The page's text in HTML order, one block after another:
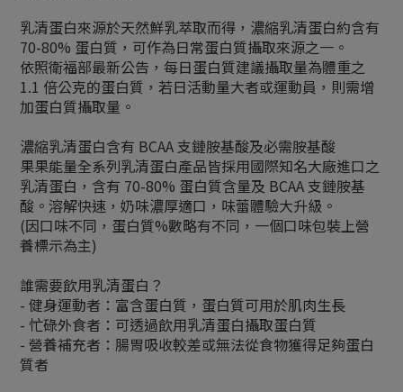
乳清蛋白來源於天然鮮乳萃取而得，濃縮乳清蛋白約含有
70-80% 蛋白質，可作為日常蛋白質攝取來源之一。
依照衛福部最新公告，每日蛋白質建議攝取量為體重之
1.1 倍公克的蛋白質，若日活動量大者或運動員，則需增
加蛋白質攝取量。
濃縮乳清蛋白含有 BCAA 支鏈胺基酸及必需胺基酸
果果能量全系列乳清蛋白產品皆採用國際知名大廠進口之
乳清蛋白，含有 70-80% 蛋白質含量及 BCAA 支鏈胺基
酸。溶解快速，奶味濃厚適口，味蕾體驗大升級。
(因口味不同，蛋白質%數略有不同，一個口味包裝上營
養標示為主)
誰需要飲用乳清蛋白？
- 健身運動者：富含蛋白質，蛋白質可用於肌肉生長
- 忙碌外食者：可透過飲用乳清蛋白攝取蛋白質
- 營養補充者：腸胃吸收較差或無法從食物獲得足夠蛋白
質者